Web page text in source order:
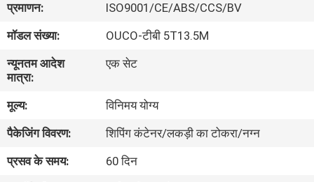
वी.आर.
शो
हमारे
बारे
में
प्रमाणन:
ISO9001/CE/ABS/CCS/BV
मॉडल संख्या:
OUCO-टीबी 5T13.5M
न्यूनतम आदेश
मात्रा:
एक सेट
मूल्य:
विनिमय योग्य
पैकेजिंग विवरण:
शिपिंग कंटेनर/लकड़ी का टोकरा/नग्न
प्रसव के समय:
60 दिन